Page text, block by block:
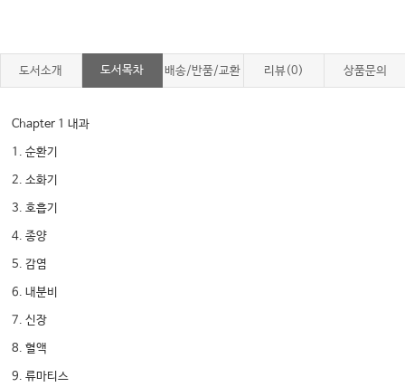
도서소개 도서목차 배송/반품/교환 리뷰(0) 상품문의
Chapter 1 내과
1. 순환기
2. 소화기
3. 호흡기
4. 종양
5. 감염
6. 내분비
7. 신장
8. 혈액
9. 류마티스